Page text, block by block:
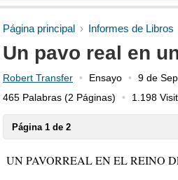
Página principal Informes de Libros
Un pavo real en
Robert Transfer Ensayo
9 de
465 Palabras (2 Páginas) 1.198
Página 1 de 2
UN PAVORREAL EN EL REINO